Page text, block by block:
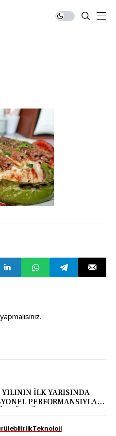
.
YILININ İLK YARISINDA
PERFORMANSIYLA
Teknoloji